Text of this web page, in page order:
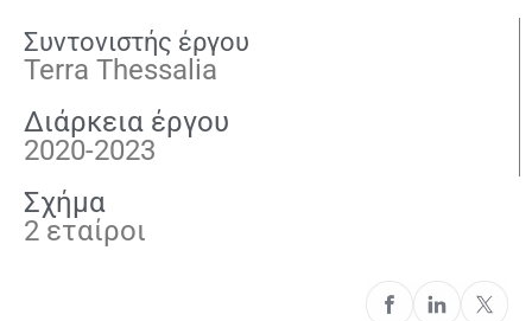
Συντονιστής έργου
Terra Thessalia
Διάρκεια έργου
2020-2023
Σχήμα
2 εταίροι